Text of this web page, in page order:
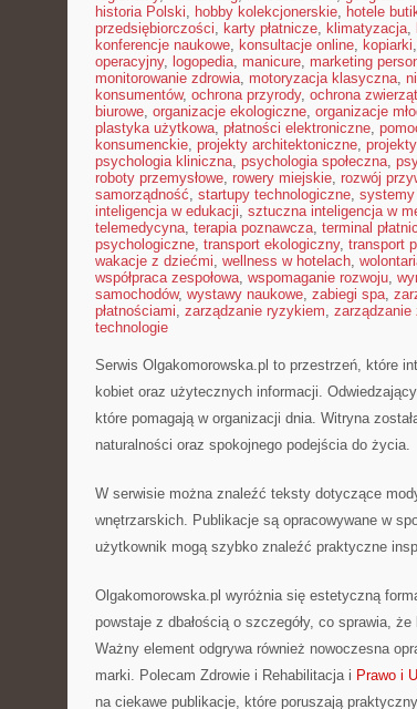
historia Polski, hobby kolekcjonerskie, hotele
przedsiębiorczości, karty płatnicze, klimatyzacja,
konferencje naukowe, konsultacje online, kopiarki,
operacyjny, logopedia, manicure, marketing
monitorowanie zdrowia, motoryzacja klasyczna,
konsumentów, ochrona przyrody, ochrona zwierząt
biurowe, organizacje ekologiczne, organizacje
plastyka użytkowa, płatności elektroniczne,
konsumenckie, projekty architektoniczne,
psychologia kliniczna, psychologia społeczna,
roboty przemysłowe, rowery miejskie, rozwój
samorządność, startupy technologiczne,
inteligencja w edukacji, sztuczna inteligencja w
telemedycyna, terapia poznawcza, terminal
psychologiczne, transport ekologiczny, transport
wakacje z dziećmi, wellness w hotelach,
współpraca zespołowa, wspomaganie rozwoju,
samochodów, wystawy naukowe, zabiegi spa,
płatnościami, zarządzanie ryzykiem, zarządzanie
technologie
Serwis Olgakomorowska.pl to przestrzeń, które
kobiet oraz użytecznych informacji.
które pomagają w organizacji dnia. Witryna
naturalności oraz spokojnego podejścia do życia.
W serwisie można znaleźć teksty dotyczące
wnętrzarskich. Publikacje są opracowywane w
użytkownik mogą szybko znaleźć praktyczne
Olgakomorowska.pl wyróżnia się estetyczną
powstaje z dbałością o szczegóły, co sprawia,
Ważny element odgrywa również nowoczesna
marki. Polecam Zdrowie i Rehabilitacja i Prawo i
na ciekawe publikacje, które poruszają